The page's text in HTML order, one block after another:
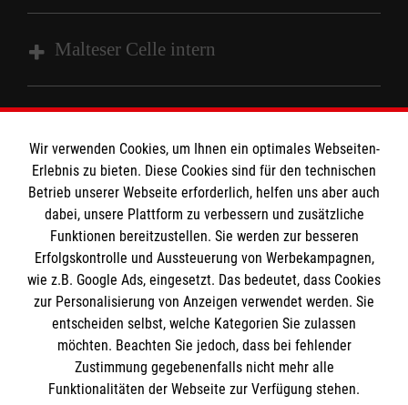
Impressum
Presse
Malteser Celle intern
HiOrg Login
Die Malteser
Malteser in Deutschland
Malteserorden
Malteser International
Malteser Intern
Sharepoint
MPG Ansprechpartner
Den Beauftragten für Medizinproduktesicherheit
im Malteser Rettungsdienst und den
Einsatzdiensten der Malteser können Sie unter
gmb_mpg@malteser.orgkontaktieren.
Spendenkonto
Empfänger: Malteser Hilfsdienst e.V.
Wir verwenden Cookies, um Ihnen ein optimales Webseiten-
Erlebnis zu bieten. Diese Cookies sind für den technischen
Betrieb unserer Webseite erforderlich, helfen uns aber auch
dabei, unsere Plattform zu verbessern und zusätzliche
Funktionen bereitzustellen. Sie werden zur besseren
Erfolgskontrolle und Aussteuerung von Werbekampagnen,
wie z.B. Google Ads, eingesetzt. Das bedeutet, dass Cookies
zur Personalisierung von Anzeigen verwendet werden. Sie
entscheiden selbst, welche Kategorien Sie zulassen
möchten. Beachten Sie jedoch, dass bei fehlender
Zustimmung gegebenenfalls nicht mehr alle
Funktionalitäten der Webseite zur Verfügung stehen.